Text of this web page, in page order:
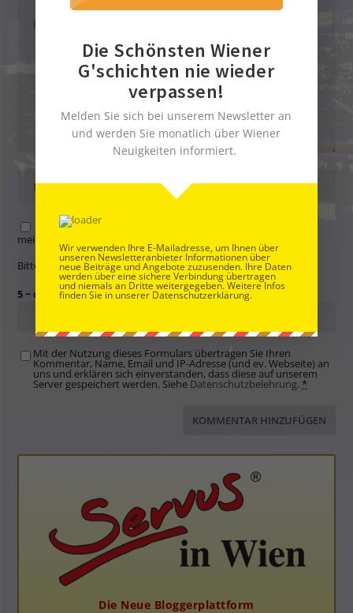
Name, E-Mail-Adresse und Website in diesem Browser für
meinen nächsten Kommentar speichern.
Bitte gib eine Antwort in Ziffern ein:
5 − drei =
Mit der Nutzung dieses Formulars übertragen Sie Ihren
Kommentar, Name, Email und IP-Adresse (und ev. Webseite) an
uns und erklären sich einverstanden, dass diese auf unserem
Server gespeichert werden. Siehe Datenschutzbelehrung.*
Die Neue Bloggerplattform
Die Schönsten Wiener
G'schichten nie wieder
verpassen!
Melden Sie sich bei unserem Newsletter an
und werden Sie monatlich über Wiener
Neuigkeiten informiert.
Wir verwenden Ihre E-Mailadresse, um Ihnen über
unseren Newsletteranbieter Informationen über
neue Beiträge und Angebote zuzusenden. Ihre Daten
werden über eine sichere Verbindung übertragen
und niemals an Dritte weitergegeben. Weitere Infos
finden Sie in unserer Datenschutzerklärung.